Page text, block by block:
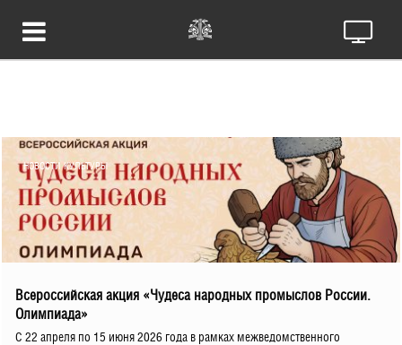
НОВОСТИ КУЛЬТУРЫ
Всероссийская акция «Чудеса народных промыслов России.
Олимпиада»
С 22 апреля по 15 июня 2026 года в рамках межведомственного